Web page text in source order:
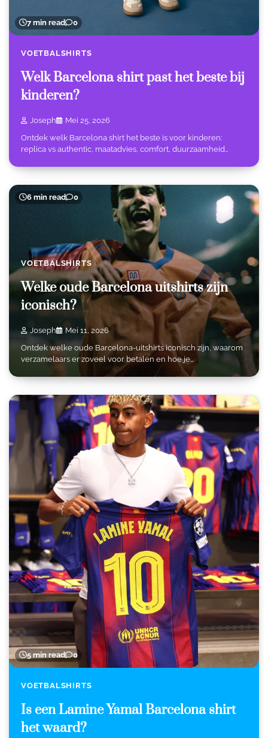
7 min read 0
VOETBALSHIRTS
Welk Barcelona shirt past het beste bij
kinderen?
Joseph
Mei 25, 2026
Ontdek welk Barcelona shirt het beste is voor kinderen:
replica vs authentic, maatadvies, comfort, duurzaamheid…
6 min read 0
VOETBALSHIRTS
Welke oude Barcelona uitshirts zijn
iconisch?
Joseph
Mei 11, 2026
Ontdek welke oude Barcelona-uitshirts iconisch zijn, waarom
verzamelaars er zoveel voor betalen en hoe je…
5 min read 0
VOETBALSHIRTS
Is een Lamine Yamal Barcelona shirt
het waard?